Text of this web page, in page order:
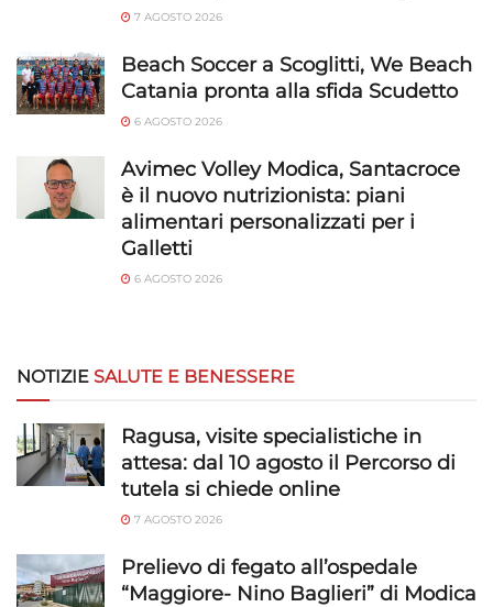
7 AGOSTO 2026
Beach Soccer a Scoglitti, We Beach
Catania pronta alla sfida Scudetto
6 AGOSTO 2026
Avimec Volley Modica, Santacroce
è il nuovo nutrizionista: piani
alimentari personalizzati per i
Galletti
6 AGOSTO 2026
NOTIZIE SALUTE E BENESSERE
Ragusa, visite specialistiche in
attesa: dal 10 agosto il Percorso di
tutela si chiede online
7 AGOSTO 2026
Prelievo di fegato all’ospedale
“Maggiore- Nino Baglieri” di Modica